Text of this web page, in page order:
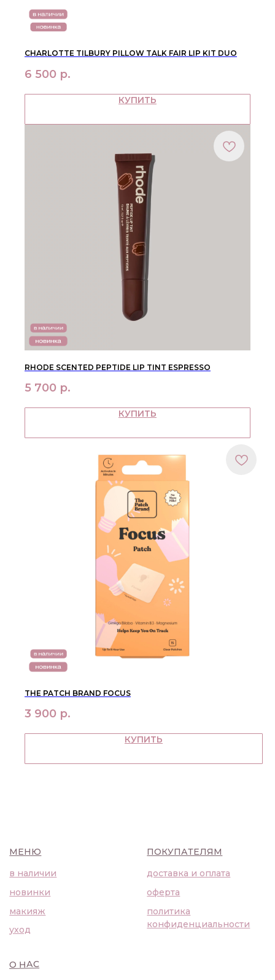
CHARLOTTE TILBURY PILLOW TALK FAIR LIP KIT DUO
6 500 р.
КУПИТЬ
RHODE SCENTED PEPTIDE LIP TINT ESPRESSO
5 700 р.
КУПИТЬ
THE PATCH BRAND FOCUS
3 900 р.
КУПИТЬ
ПОКУПАТЕЛЯМ
Telegram
WhatsApp
Москва, Большая Бронная,
info@bbbeautybuyer.com
конфиденциальности
доставка и оплата